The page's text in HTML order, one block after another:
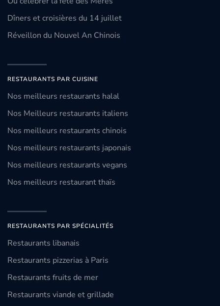
Dîners et croisières du 14 juillet
Réveillon du Nouvel An Chinois
RESTAURANTS PAR CUISINE
Nos meilleurs restaurants halal
Nos Meilleurs restaurants italiens
Nos meilleurs restaurants chinois
Nos meilleurs restaurants japonais
Nos meilleurs restaurants vegans
Nos meilleurs restaurant thaïs
RESTAURANTS PAR SPÉCIALITÉS
Restaurants libanais
Restaurants pizzerias à Paris
Restaurants fruits de mer
Restaurants viande et grillade